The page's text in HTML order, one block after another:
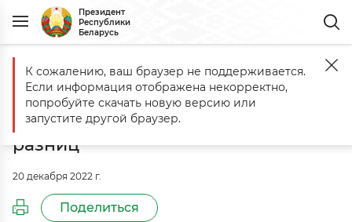
Президент
Республики
Беларусь
Главная События В Беларуси скорректирован порядок
В Беларуси скорректирован
порядок списания курсовых
разниц
20 декабря 2022 г.
Поделиться
К сожалению, ваш браузер не поддерживается.
Если информация отображена некорректно,
попробуйте скачать новую версию или
запустите другой браузер.